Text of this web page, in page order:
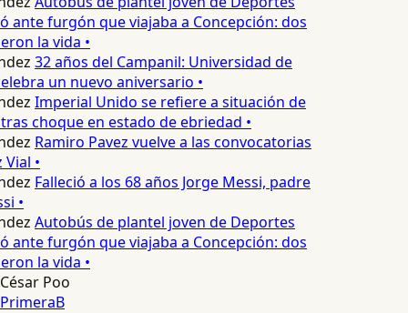
ante furgón que viajaba a Concepción: dos
la vida •
32 años del Campanil: Universidad de
un nuevo aniversario •
Imperial Unido se refiere a situación de
choque en estado de ebriedad •
Ramiro Pavez vuelve a las convocatorias
•
Falleció a los 68 años Jorge Messi, padre
•
Autobús de plantel joven de Deportes
ante furgón que viajaba a Concepción: dos
la vida •
César Poo
PrimeraB